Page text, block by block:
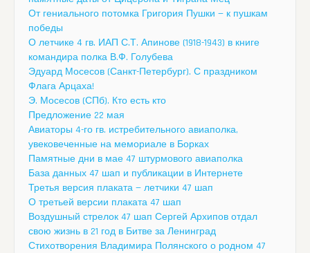
От гениального потомка Григория Пушки — к пушкам
победы
О летчике 4 гв. ИАП С.Т. Апинове (1918-1943) в книге
командира полка В.Ф. Голубева
Эдуард Мосесов (Санкт-Петербург). С праздником
Флага Арцаха!
Э. Мосесов (СПб). Кто есть кто
Предложение 22 мая
Авиаторы 4-го гв. истребительного авиаполка,
увековеченные на мемориале в Борках
Памятные дни в мае 47 штурмового авиаполка
База данных 47 шап и публикации в Интернете
Третья версия плаката — летчики 47 шап
О третьей версии плаката 47 шап
Воздушный стрелок 47 шап Сергей Архипов отдал
свою жизнь в 21 год в Битве за Ленинград
Стихотворения Владимира Полянского о родном 47